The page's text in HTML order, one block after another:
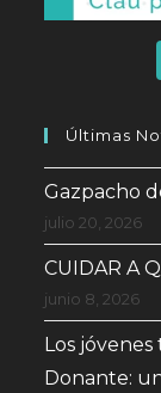
Últimas
Gazpacho
julio 20, 2026
CUIDAR A
junio 8, 2026
Los
Donante: